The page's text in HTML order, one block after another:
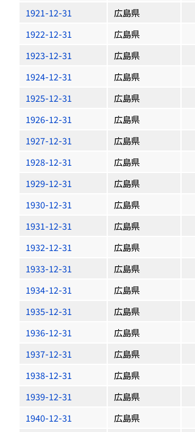
1921-12-31
広島県
1922-12-31
広島県
1923-12-31
広島県
1924-12-31
広島県
1925-12-31
広島県
1926-12-31
広島県
1927-12-31
広島県
1928-12-31
広島県
1929-12-31
広島県
1930-12-31
広島県
1931-12-31
広島県
1932-12-31
広島県
1933-12-31
広島県
1934-12-31
広島県
1935-12-31
広島県
1936-12-31
広島県
1937-12-31
広島県
1938-12-31
広島県
1939-12-31
広島県
1940-12-31
広島県